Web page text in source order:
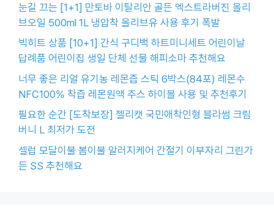
눈길 끄는 [1+1] 만토바 이탈리안 골든 엑스트라버진 올리
브오일 500ml 1L 냉압착 올리브유 사용 후기 폭발
빅히트 상품 [10+1] 간식 구디백 하트미니세트 어린이날
답례품 어린이집 생일 단체 선물 해피소마 추천해요
너무 좋은 리얼 유기농 레몬즙 스틱 6박스(84포) 레몬수
NFC100% 착즙 레몬원액 주스 하이볼 사용 및 추천후기
필요한 순간 [도착보장] 젤리캣 국민애착인형 블라썸 크림
버니 L 최저가 도전
셀럽 모달이불 봄이불 알러지케어 간절기 이부자리 그린가
든 SS 추천해요